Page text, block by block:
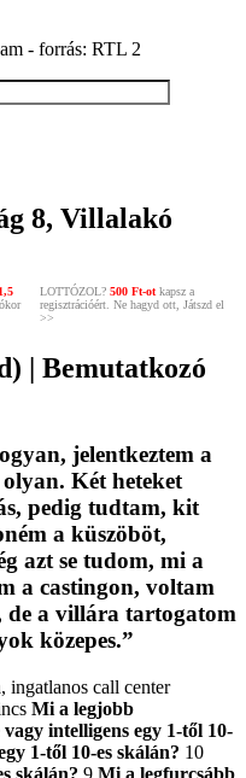
- forrás: RTL 2
8, Villalakó
1,5
LOTTÓZOL? 500 Ft-otkapsz a
regisztrációért. Ne hagyd ott, Játszd el
>>
| Bemutatkozó
jelentkeztem a
Két heteket
pedig tudtam, kit
a küszöböt,
azt se tudom, mi a
a castingon, voltam
de a villára tartogatom
közepes.”
ingatlanos call center
Mi a legjobb
intelligens egy 1-től 10-
1-től 10-es skálán? 10
skálán? 9 Mi a legfurcsább